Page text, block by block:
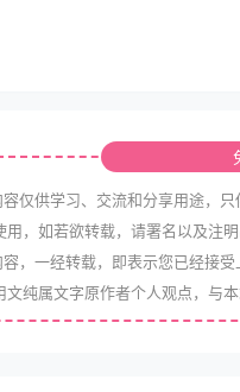
仅供学习、交流和分享用途，只
，如若欲转载，请署名以及注
，一经转载，即表示您已经接受
纯属文字原作者个人观点，与本